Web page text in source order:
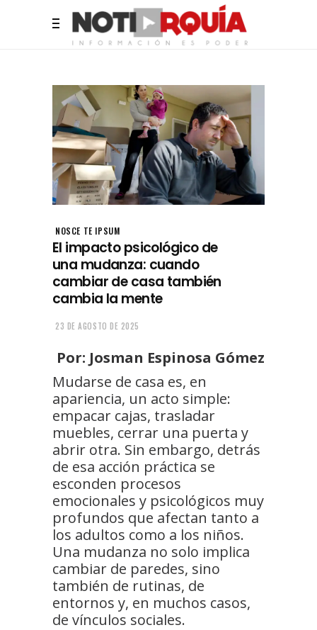
NOSCE TE IPSUM
El impacto psicológico de
una mudanza: cuando
cambiar de casa también
cambia la mente
23 DE AGOSTO DE 2025
Por: Josman Espinosa Gómez
Mudarse de casa es, en
apariencia, un acto simple:
empacar cajas, trasladar
muebles, cerrar una puerta y
abrir otra. Sin embargo, detrás
de esa acción práctica se
esconden procesos
emocionales y psicológicos muy
profundos que afectan tanto a
los adultos como a los niños.
Una mudanza no solo implica
cambiar de paredes, sino
también de rutinas, de
entornos y, en muchos casos,
de vínculos sociales.